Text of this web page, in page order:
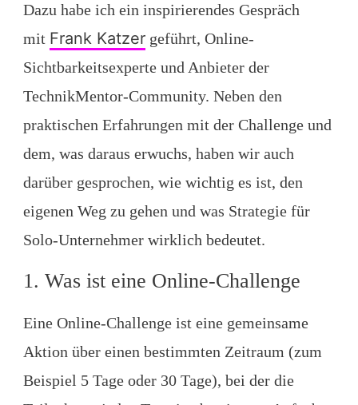
Dazu habe ich ein inspirierendes Gespräch
mit Frank Katzer geführt, Online-
Sichtbarkeitsexperte und Anbieter der
TechnikMentor-Community. Neben den
praktischen Erfahrungen mit der Challenge und
dem, was daraus erwuchs, haben wir auch
darüber gesprochen, wie wichtig es ist, den
eigenen Weg zu gehen und was Strategie für
Solo-Unternehmer wirklich bedeutet.
1. Was ist eine Online-Challenge
Eine Online-Challenge ist eine gemeinsame
Aktion über einen bestimmten Zeitraum (zum
Beispiel 5 Tage oder 30 Tage), bei der die